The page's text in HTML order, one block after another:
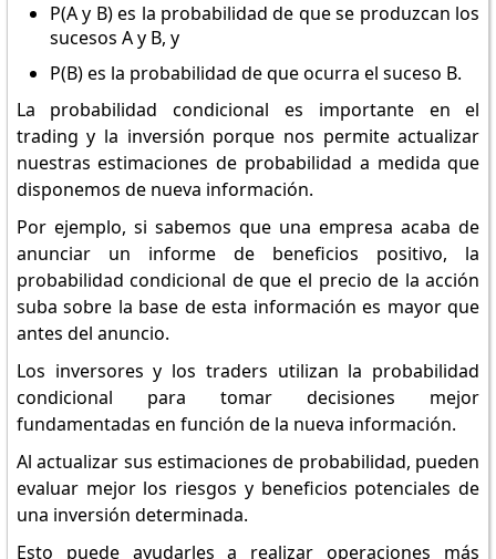
P(A y B) es la probabilidad de que se produzcan los
sucesos A y B, y
P(B) es la probabilidad de que ocurra el suceso B.
La probabilidad condicional es importante en el
trading y la inversión porque nos permite actualizar
nuestras estimaciones de probabilidad a medida que
disponemos de nueva información.
Por ejemplo, si sabemos que una empresa acaba de
anunciar un informe de beneficios positivo, la
probabilidad condicional de que el precio de la acción
suba sobre la base de esta información es mayor que
antes del anuncio.
Los inversores y los traders utilizan la probabilidad
condicional para tomar decisiones mejor
fundamentadas en función de la nueva información.
Al actualizar sus estimaciones de probabilidad, pueden
evaluar mejor los riesgos y beneficios potenciales de
una inversión determinada.
Esto puede ayudarles a realizar operaciones más